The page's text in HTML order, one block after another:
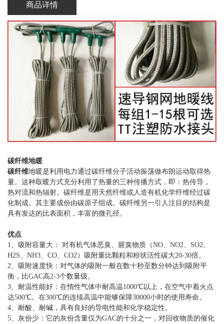
商品详情
碳纤维地暖
碳纤维地暖是利用电力通过碳纤维分子活动振荡做布朗运动取得热
量。这种取暖方式充分利用了热量的三种传播方式，即：热传导，
热对流和热辐射。碳纤维是用天然纤维或人造有机化学纤维经过碳
化制成。其主要成份由碳原子组成。碳纤维另一引人注目的结构是
具有发达的比表面积，丰富的微孔径。
优点
1、吸附容量大： 对有机气体恶臭、腥臭物质（NO、NO2、SO2、
H2S、NH3、CO、CO2）吸附量比颗粒和粉状活性碳大20-30倍。
2、吸附速度快：对气体的吸附一般在数十秒至数分钟达到吸附平
衡，比GAC高2-3个数量级。
3、耐温性能好：在惰性气体中耐高温1000℃以上，在空气中着火点
达500℃。在300℃的连续高温中能够保障30000小时的使用寿命。
4、耐酸、耐碱，具有良好的导电性能和化学稳定性。
5、灰份少：它的灰份含量仅为GAC的十分之一，对回收物质的催化